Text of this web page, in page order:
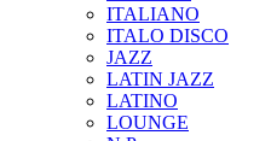
ITALIANO
ITALO DISCO
JAZZ
LATIN JAZZ
LATINO
LOUNGE